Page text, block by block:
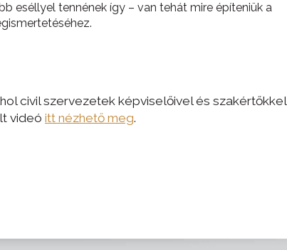
eséllyel tennének így – van tehát mire építeniük a
civil szervezetek képviselőivel és szakértőkkel
videó itt nézhető meg.